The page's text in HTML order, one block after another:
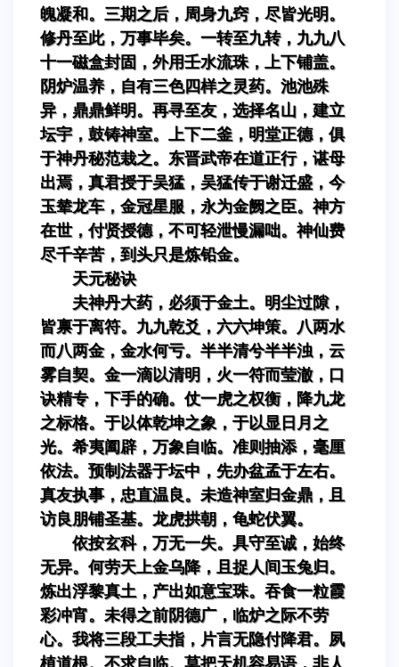
魄凝和。三期之后，周身九窍，尽皆光明。
修丹至此，万事毕矣。一转至九转，九九八
十一磁盒封固，外用壬水流珠，上下铺盖。
阴炉温养，自有三色四样之灵药。池池殊
异，鼎鼎鲜明。再寻至友，选择名山，建立
坛宇，鼓铸神室。上下二釜，明堂正德，俱
于神丹秘范栽之。东晋武帝在道正行，谌母
出焉，真君授于吴猛，吴猛传于谢迁盛，今
玉辇龙车，金冠星服，永为金阙之臣。神方
在世，付贤授德，不可轻泄慢漏咄。神仙费
尽千辛苦，到头只是炼铅金。
天元秘诀
夫神丹大药，必须于金土。明尘过隙，
皆禀于离符。九九乾爻，六六坤策。八两水
而八两金，金水何亏。半半清兮半半浊，云
雾自契。金一滴以清明，火一符而莹澈，口
诀精专，下手的确。仗一虎之权衡，降九龙
之标格。于以体乾坤之象，于以显日月之
光。希夷阖辟，万象自临。准则抽添，毫厘
依法。预制法器于坛中，先办盆孟于左右。
真友执事，忠直温良。未造神室归金鼎，且
访良朋铺圣基。龙虎拱朝，龟蛇伏翼。
依按玄科，万无一失。具守至诚，始终
无异。何劳天上金乌降，且捉人间玉兔归。
炼出浮黎真土，产出如意宝珠。吞食一粒霞
彩冲宵。未得之前阴德广，临炉之际不劳
心。我将三段工夫指，片言无隐付降君。夙
植道根。不求自临。莫把天机容易语，非人